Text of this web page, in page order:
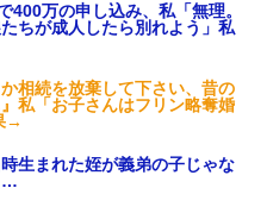
400万の申し込み、私「無理。
ちが成人したら別れよう」私
相続を放棄して下さい、昔の
私「お子さんはフリン略奪婚
→
生まれた姪が義弟の子じゃな
…